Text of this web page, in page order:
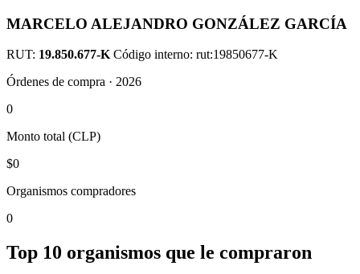
MARCELO ALEJANDRO GONZÁLEZ GARCÍA
RUT: 19.850.677-K Código interno: rut:19850677-K
Órdenes de compra · 2026
0
Monto total (CLP)
$0
Organismos compradores
0
Top 10 organismos que le compraron